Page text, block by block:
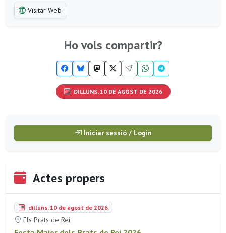
Visitar Web
Ho vols compartir?
DILLUNS, 10 DE AGOST DE 2026
Iniciar sessió / Login
Actes propers
dilluns, 10 de agost de 2026
Els Prats de Rei